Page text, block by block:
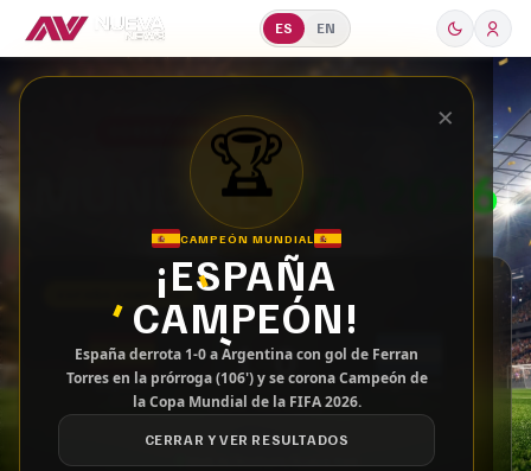
ES EN
×
🏆
CAMPEÓN MUNDIAL
¡ESPAÑA
CAMPEÓN!
España derrota 1-0 a Argentina con gol de Ferran
Torres en la prórroga (106') y se corona Campeón de
la Copa Mundial de la FIFA 2026.
CERRAR Y VER RESULTADOS
COBERTURA ESPECIAL
MUNDIALFIFA 2026
ESPAÑA CAMPEÓN
España 1–0
RESULTADO FINAL
Argentina